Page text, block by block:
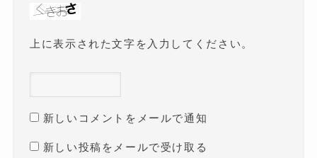
上に表示された文字を入力してください。
新しいコメントをメールで通知
新しい投稿をメールで受け取る